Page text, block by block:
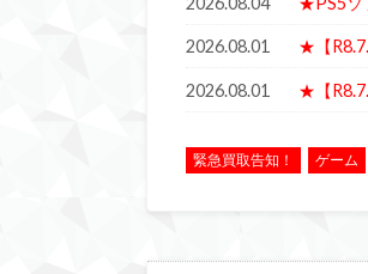
2026.08.01 ★【
2026.08.01 ★【
緊急買取告知！ ゲーム